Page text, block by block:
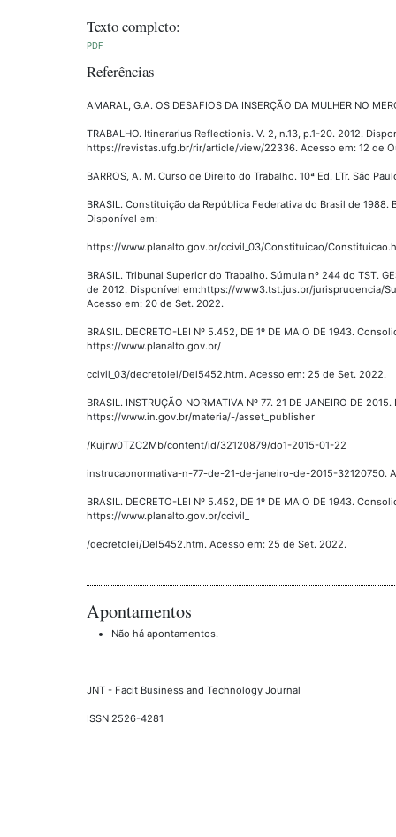
Texto completo:
PDF
Referências
AMARAL, G.A. OS DESAFIOS DA INSERÇÃO DA MULHER NO
TRABALHO. Itinerarius Reflectionis. V. 2, n.13, p.1-20. 2012.
https://revistas.ufg.br/rir/article/view/22336. Acesso em: 12 de
BARROS, A. M. Curso de Direito do Trabalho. 10ª Ed. LTr. São
BRASIL. Constituição da República Federativa do Brasil de
Disponível em:
https://www.planalto.gov.br/ccivil_03/Constituicao/
BRASIL. Tribunal Superior do Trabalho. Súmula nº 244 do TST.
de 2012. Disponível em:https://www3.tst.jus.br/jurisprudencia/
Acesso em: 20 de Set. 2022.
BRASIL. DECRETO-LEI Nº 5.452, DE 1º DE MAIO DE 1943.
https://www.planalto.gov.br/
ccivil_03/decretolei/Del5452.htm. Acesso em: 25 de Set. 2022.
BRASIL. INSTRUÇÃO NORMATIVA Nº 77. 21 DE JANEIRO DE
https://www.in.gov.br/materia/-/asset_publisher
/Kujrw0TZC2Mb/content/id/32120879/do1-2015-01-22
instrucaonormativa-n-77-de-21-de-janeiro-de-2015-32120750.
BRASIL. DECRETO-LEI Nº 5.452, DE 1º DE MAIO DE 1943.
https://www.planalto.gov.br/ccivil_
/decretolei/Del5452.htm. Acesso em: 25 de Set. 2022.
Apontamentos
Não há apontamentos.
JNT - Facit Business and Technology Journal
ISSN 2526-4281